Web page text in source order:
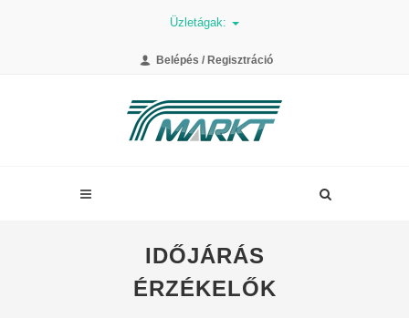
Üzletágak:
Belépés / Regisztráció
IDŐJÁRÁS
ÉRZÉKELŐK